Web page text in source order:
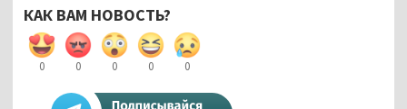
КАК ВАМ НОВОСТЬ?
0 0 0 0 0